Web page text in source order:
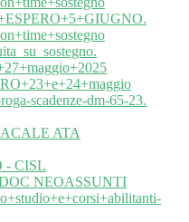
scadenze-dm-65-23.
ATA
- CISL
NEOASSUNTI